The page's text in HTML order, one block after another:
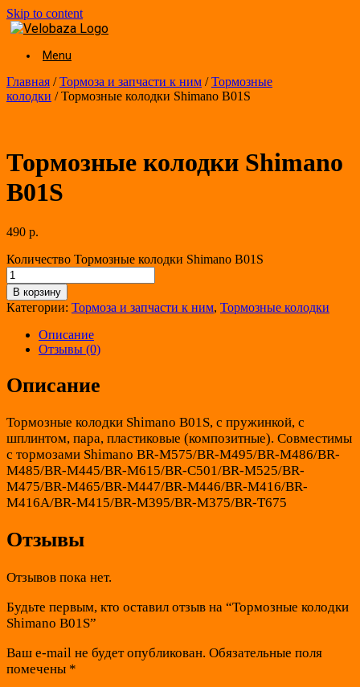
Skip to content
Menu
Главная /Тормоза и запчасти к ним /Тормозные
колодки / Тормозные колодки Shimano B01S
Тормозные колодки Shimano
B01S
490 р.
Количество Тормозные колодки Shimano B01S
В корзину
Категории: Тормоза и запчасти к ним, Тормозные колодки
Описание
Отзывы (0)
Описание
Тормозные колодки Shimano B01S, с пружинкой, с
шплинтом, пара, пластиковые (композитные). Совместимы
с тормозами Shimano BR-M575/BR-M495/BR-M486/BR-
M485/BR-M445/BR-M615/BR-С501/BR-M525/BR-
M475/BR-M465/BR-M447/BR-M446/BR-M416/BR-
M416A/BR-M415/BR-M395/BR-M375/BR-T675
Отзывы
Отзывов пока нет.
Будьте первым, кто оставил отзыв на “Тормозные колодки
Shimano B01S”
Ваш e-mail не будет опубликован. Обязательные поля
помечены *